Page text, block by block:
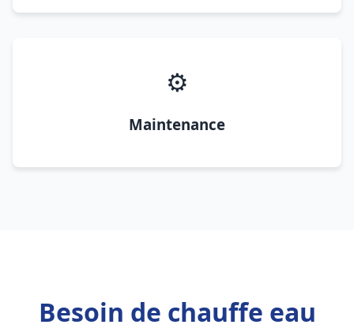
⚙️
Maintenance
Besoin de chauffe eau